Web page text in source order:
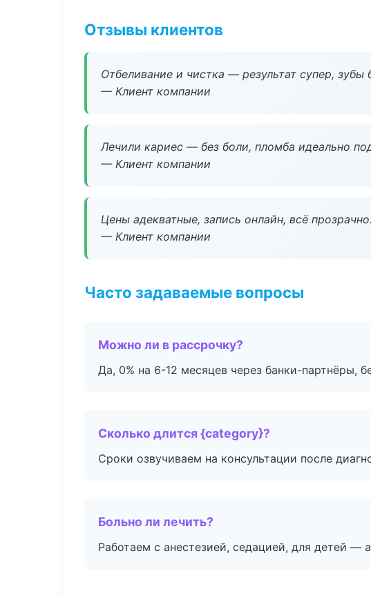
Отзывы клиентов
Отбеливание и чистка — результат супер, зубы
— Клиент компании
Лечили кариес — без боли, пломба идеально
— Клиент компании
Цены адекватные, запись онлайн, всё
— Клиент компании
Часто задаваемые вопросы
Можно ли в рассрочку?
Да, 0% на 6-12 месяцев через банки-партнёры,
Сколько длится {category}?
Сроки озвучиваем на консультации после
Больно ли лечить?
Работаем с анестезией, седацией, для детей —